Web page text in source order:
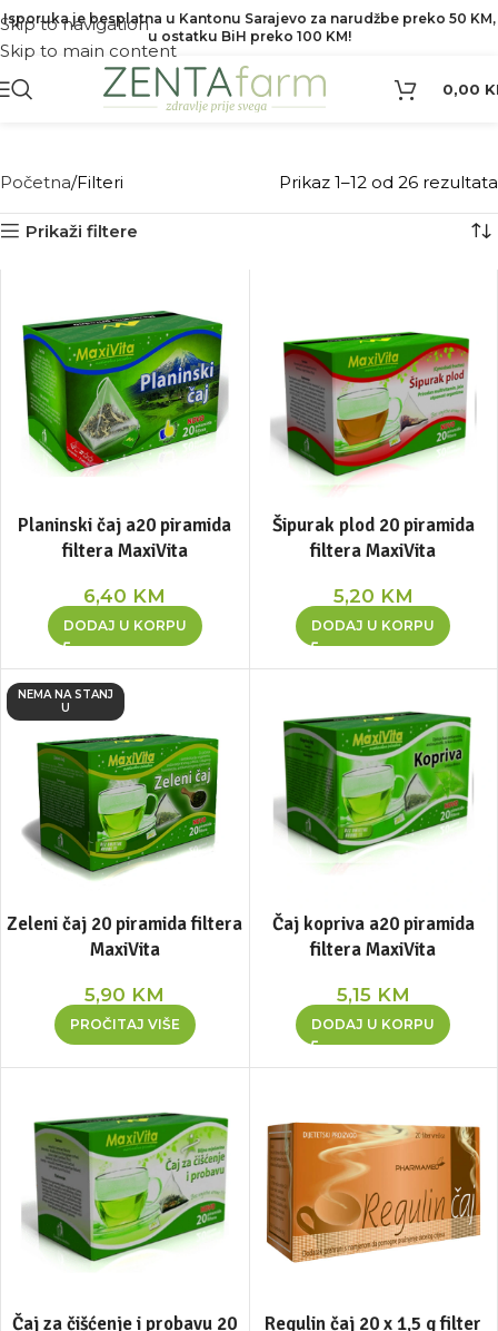
Skip to navigation
Skip to main content
Isporuka je besplatna u Kantonu Sarajevo za narudžbe preko 50 KM,
u ostatku BiH preko 100 KM!
0,00
Početna Filteri Prikaz 1–12 od 26 rezultata
Prikaži filtere
Planinski čaj a20 piramida
filtera MaxiVita
6,40 KM
DODAJ U KORPU
Šipurak plod 20 piramida
filtera MaxiVita
5,20 KM
DODAJ U KORPU
NEMA NA STANJ
U
Zeleni čaj 20 piramida filtera
MaxiVita
5,90 KM
PROČITAJ VIŠE
Čaj kopriva a20 piramida
filtera MaxiVita
5,15 KM
DODAJ U KORPU
Čaj za čišćenje i probavu 20
Regulin čaj 20 x 1,5 g filter